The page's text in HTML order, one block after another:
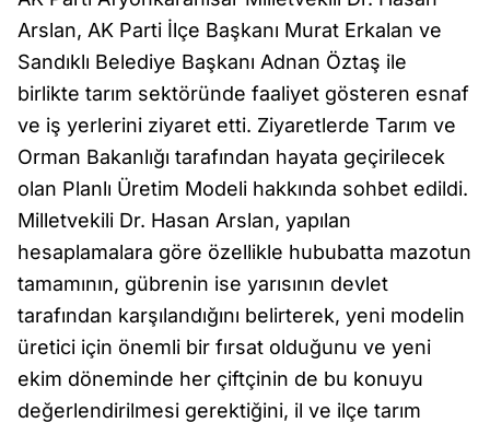
Arslan, AK Parti İlçe Başkanı Murat Erkalan ve
Sandıklı Belediye Başkanı Adnan Öztaş ile
birlikte tarım sektöründe faaliyet gösteren esnaf
ve iş yerlerini ziyaret etti. Ziyaretlerde Tarım ve
Orman Bakanlığı tarafından hayata geçirilecek
olan Planlı Üretim Modeli hakkında sohbet edildi.
Milletvekili Dr. Hasan Arslan, yapılan
hesaplamalara göre özellikle hububatta mazotun
tamamının, gübrenin ise yarısının devlet
tarafından karşılandığını belirterek, yeni modelin
üretici için önemli bir fırsat olduğunu ve yeni
ekim döneminde her çiftçinin de bu konuyu
değerlendirilmesi gerektiğini, il ve ilçe tarım